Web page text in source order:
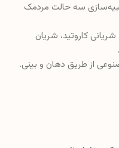
سه حالت مردمک
کاروتید، شریان
از طریق دهان و بینی.